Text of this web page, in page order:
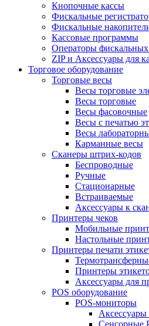
Кнопочные кассы
Фискальные
Фискальные
Кассовые программы
Операторы
ZIP и Аксессуары для
Торговое оборудование
Торговые весы
Весы торговые
Весы торговые
Весы фасовочные
Весы с печатью
Весы
Карманные весы
Сканеры штрих-кодов
Беспроводные
Ручные
Стационарные
Встраиваемые
Аксессуары к
Принтеры чеков
Мобильные
Настольные
Принтеры печати
Принтеры
Аксессуары для
POS оборудование
POS-мониторы
Сенсорные